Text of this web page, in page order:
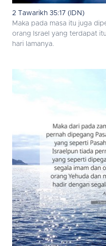
2 Tawarikh 35:17 (IDN)
Maka pada masa itu juga
orang Israel yang terdapat
hari lamanya.